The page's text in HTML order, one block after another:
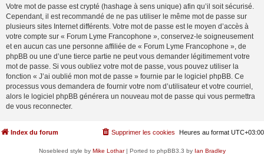
Votre mot de passe est crypté (hashage à sens unique) afin qu’il soit sécurisé.
Cependant, il est recommandé de ne pas utiliser le même mot de passe sur
plusieurs sites Internet différents. Votre mot de passe est le moyen d’accès à
votre compte sur « Forum Lyme Francophone », conservez-le soigneusement
et en aucun cas une personne affiliée de « Forum Lyme Francophone », de
phpBB ou une d’une tierce partie ne peut vous demander légitimement votre
mot de passe. Si vous oubliez votre mot de passe, vous pouvez utiliser la
fonction « J’ai oublié mon mot de passe » fournie par le logiciel phpBB. Ce
processus vous demandera de fournir votre nom d’utilisateur et votre courriel,
alors le logiciel phpBB générera un nouveau mot de passe qui vous permettra
de vous reconnecter.
Index du forum Heures au format UTC+03:00
Supprimer les cookies
Nosebleed style by Mike Lothar| Ported to phpBB3.3 by Ian Bradley